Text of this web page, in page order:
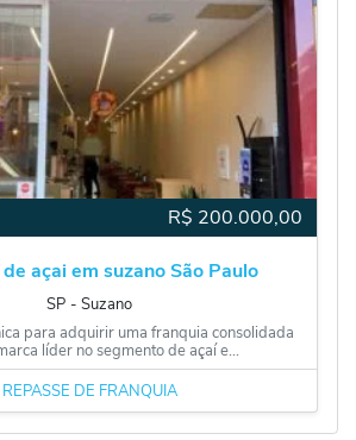
R$ 200.000,00
açai em suzano São Paulo
SP ‐ Suzano
para adquirir uma franquia consolidada
líder no segmento de açaí e...
REPASSE DE FRANQUIA